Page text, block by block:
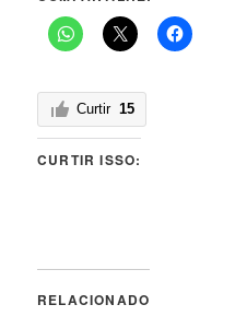
Curtir 15
CURTIR ISSO:
RELACIONADO